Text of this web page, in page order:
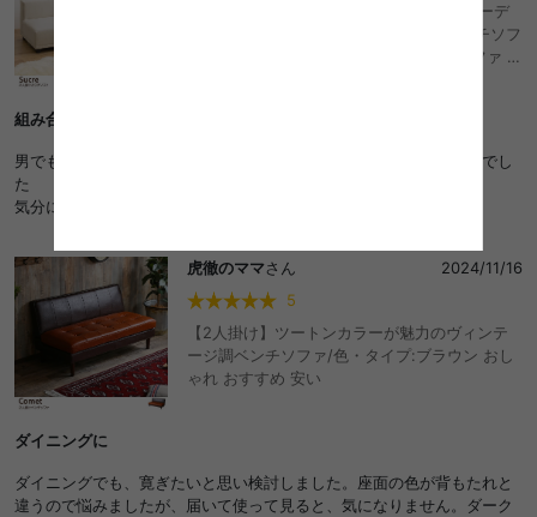
幅248 ソファ ソファー 2人掛けソファ コーデ
ュロイ オットマン 2P ソファセット カウチソフ
ァ コーナー コの字 フロアソファ ローソファ 低
ーディロイ アームレスト ひじ掛け 肘掛 おしゃ
組み合わせソファ
男でもゆったり寝転べるくらいのサイズ感で、無駄なく理想通り！でし
た
気分に合わせて動かせるのが自分にはあってました
虎徹のママさん
2024/11/16
5
【2人掛け】ツートンカラーが魅力のヴィンテ
ージ調ベンチソファ/色・タイプ:ブラウン おし
ゃれ おすすめ 安い
ダイニングに
ダイニングでも、寛ぎたいと思い検討しました。座面の色が背もたれと
違うので悩みましたが、届いて使って見ると、気になりません。ダーク